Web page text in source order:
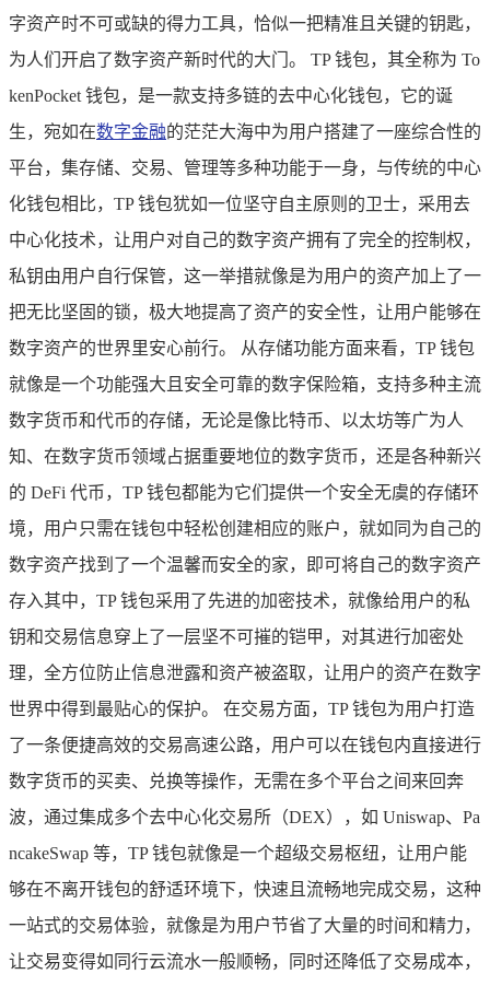
字资产时不可或缺的得力工具，恰似一把精准且关键的钥匙，
为人们开启了数字资产新时代的大门。 TP 钱包，其全称为 To
kenPocket 钱包，是一款支持多链的去中心化钱包，它的诞
生，宛如在数字金融的茫茫大海中为用户搭建了一座综合性的
平台，集存储、交易、管理等多种功能于一身，与传统的中心
化钱包相比，TP 钱包犹如一位坚守自主原则的卫士，采用去
中心化技术，让用户对自己的数字资产拥有了完全的控制权，
私钥由用户自行保管，这一举措就像是为用户的资产加上了一
把无比坚固的锁，极大地提高了资产的安全性，让用户能够在
数字资产的世界里安心前行。 从存储功能方面来看，TP 钱包
就像是一个功能强大且安全可靠的数字保险箱，支持多种主流
数字货币和代币的存储，无论是像比特币、以太坊等广为人
知、在数字货币领域占据重要地位的数字货币，还是各种新兴
的 DeFi 代币，TP 钱包都能为它们提供一个安全无虞的存储环
境，用户只需在钱包中轻松创建相应的账户，就如同为自己的
数字资产找到了一个温馨而安全的家，即可将自己的数字资产
存入其中，TP 钱包采用了先进的加密技术，就像给用户的私
钥和交易信息穿上了一层坚不可摧的铠甲，对其进行加密处
理，全方位防止信息泄露和资产被盗取，让用户的资产在数字
世界中得到最贴心的保护。 在交易方面，TP 钱包为用户打造
了一条便捷高效的交易高速公路，用户可以在钱包内直接进行
数字货币的买卖、兑换等操作，无需在多个平台之间来回奔
波，通过集成多个去中心化交易所（DEX），如 Uniswap、Pa
ncakeSwap 等，TP 钱包就像是一个超级交易枢纽，让用户能
够在不离开钱包的舒适环境下，快速且流畅地完成交易，这种
一站式的交易体验，就像是为用户节省了大量的时间和精力，
让交易变得如同行云流水一般顺畅，同时还降低了交易成本，